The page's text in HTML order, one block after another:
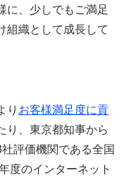
に、少しでもご満足
組織として成長して
り お客様満足度に貢
り、東京都知事から
評価機関である全国
度のインターネット